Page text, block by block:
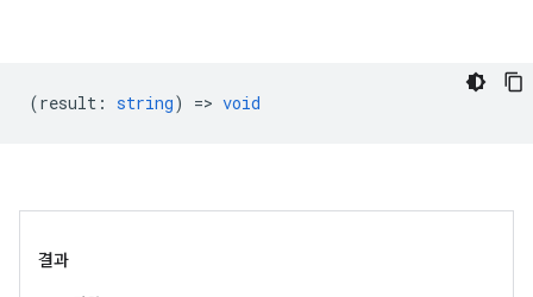
(result : string) => void
결과